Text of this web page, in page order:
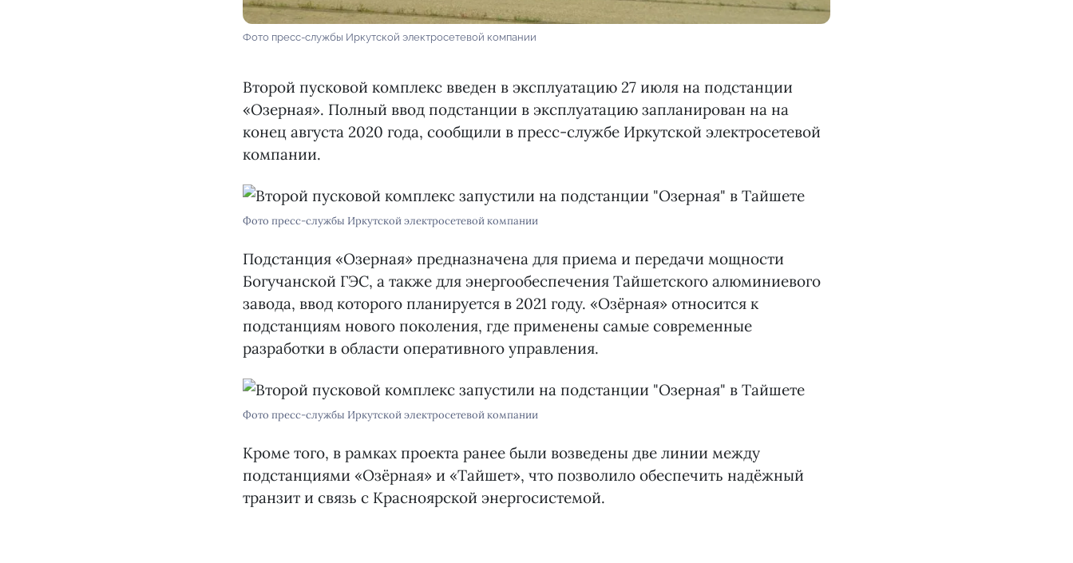
Фото пресс-службы Иркутской электросетевой компании
Второй пусковой комплекс введен в эксплуатацию 27 июля на подстанции
«Озерная». Полный ввод подстанции в эксплуатацию запланирован на на
конец августа 2020 года, сообщили в пресс-службе Иркутской электросетевой
компании.
Фото пресс-службы Иркутской электросетевой компании
Подстанция «Озерная» предназначена для приема и передачи мощности
Богучанской ГЭС, а также для энергообеспечения Тайшетского алюминиевого
завода, ввод которого планируется в 2021 году. «Озёрная» относится к
подстанциям нового поколения, где применены самые современные
разработки в области оперативного управления.
Фото пресс-службы Иркутской электросетевой компании
Кроме того, в рамках проекта ранее были возведены две линии между
подстанциями «Озёрная» и «Тайшет», что позволило обеспечить надёжный
транзит и связь с Красноярской энергосистемой.